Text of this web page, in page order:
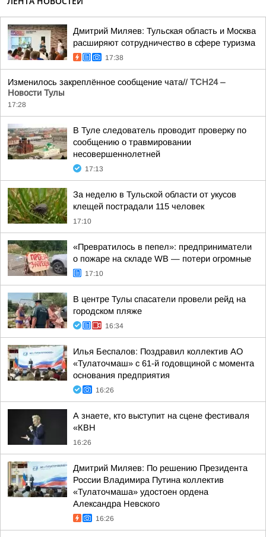
Дмитрий Миляев: Тульская область и Москва
расширяют сотрудничество в сфере туризма
17:38
Изменилось закреплённое сообщение чата// ТСН24 –
Новости Тулы
17:28
В Туле следователь проводит проверку по
сообщению о травмировании
несовершеннолетней
17:13
За неделю в Тульской области от укусов
клещей пострадали 115 человек
17:10
«Превратилось в пепел»: предприниматели
о пожаре на складе WB — потери огромные
17:10
В центре Тулы спасатели провели рейд на
городском пляже
16:34
Илья Беспалов: Поздравил коллектив АО
«Тулаточмаш» с 61-й годовщиной с момента
основания предприятия
16:26
А знаете, кто выступит на сцене фестиваля
«КВН
16:26
Дмитрий Миляев: По решению Президента
России Владимира Путина коллектив
«Тулаточмаша» удостоен ордена
Александра Невского
16:26